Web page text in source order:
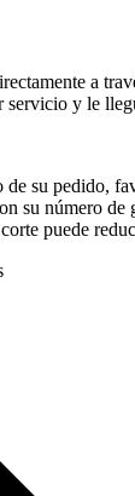
a
servicio y le
de su pedido,
su número
puede